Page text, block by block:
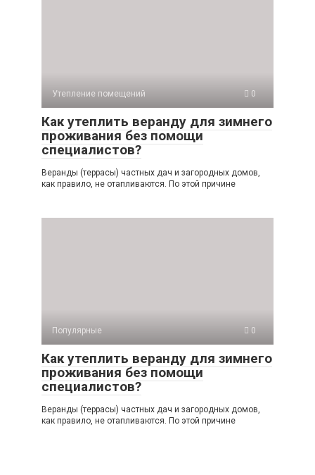
Утепление помещений 0
Как утеплить веранду для зимнего
проживания без помощи
специалистов?
Веранды (террасы) частных дач и загородных домов,
как правило, не отапливаются. По этой причине
Популярные 0
Как утеплить веранду для зимнего
проживания без помощи
специалистов?
Веранды (террасы) частных дач и загородных домов,
как правило, не отапливаются. По этой причине